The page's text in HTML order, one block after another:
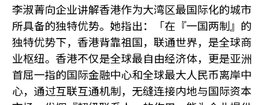
李淑菁向企业讲解香港作为大湾区最国际化的城市
所具备的独特优势。她指出：「在『一国两制』的
独特优势下，香港背靠祖国，联通世界，是全球商
业枢纽。香港不仅是全球最自由经济体，更是亚洲
首屈一指的国际金融中心和全球最大人民币离岸中
心，通过互联互通机制，无缝连接内地与国际资本